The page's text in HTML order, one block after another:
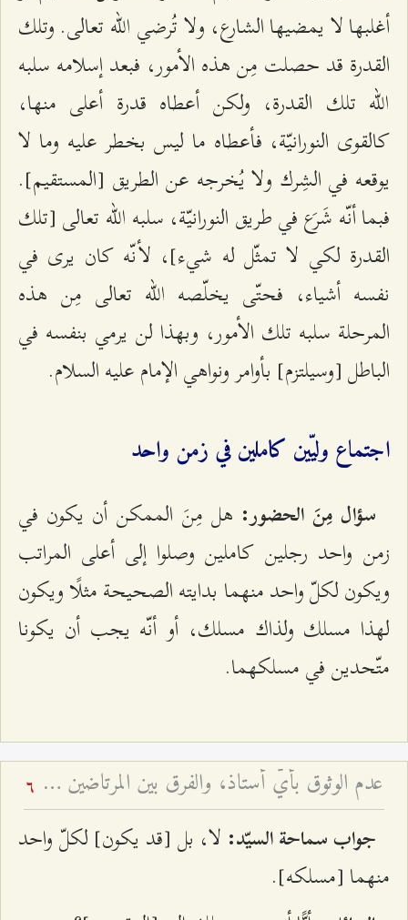
أغلبها لا يمضيها الشارع، ولا تُرضي الله تعالى. وتلك
القدرة قد حصلت مِن هذه الأمور، فبعد إسلامه سلبه
الله تلك القدرة، ولكن أعطاه قدرة أعلى منها،
كالقوى النورانيّة، فأعطاه ما ليس بخطر عليه وما لا
يوقعه في الشِرك ولا يُخرجه عن الطريق [المستقيم].
فبما أنّه شَرَع في طريق النورانيّة، سلبه الله تعالى [تلك
القدرة لكي لا تمثّل له شيء]، لأنّه كان يرى في
نفسه أشياء، فحتّى يخلّصه الله تعالى مِن هذه
المرحلة سلبه تلك الأمور، وبهذا لن يرمي بنفسه في
الباطل [وسيلتزم] بأوامر ونواهي الإمام عليه السلام.
اجتماع وليّين كاملين في زمن واحد
سؤال مِنَ الحضور: هل مِنَ الممكن أن يكون في
زمن واحد رجلين كاملين وصلوا إلى أعلى المراتب
ويكون لكلّ واحد منهما بدايته الصحيحة مثلًا ويكون
لهذا مسلك ولذاك مسلك، أو أنّه يجب أن يكونا
متّحدين في مسلكهما.
عدم الوثوق بأيّ أستاذ، والفرق بين المرتاضين وأولياء الله، و... - محاضرات جبل عامل - أسئلة وأجوبة الرجال - ج ۷ 6
جواب سماحة السيّد: لا، بل [قد يكون] لكلّ واحد
منهما [مسلكه].